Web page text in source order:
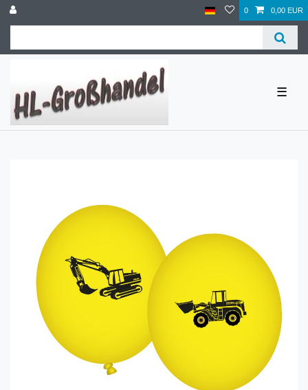
0 0,00 EUR
☰